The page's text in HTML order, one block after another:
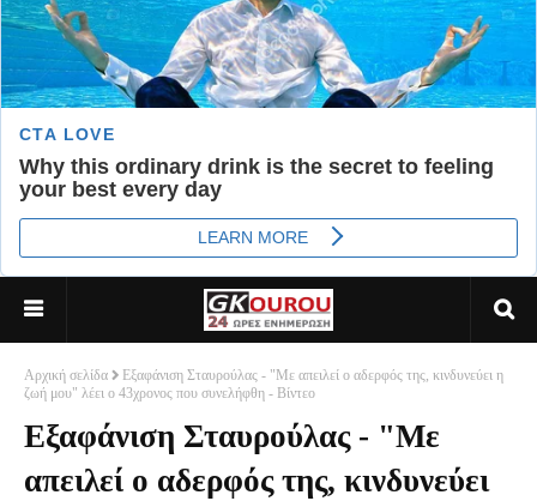
Αρχική σελίδα
Εξαφάνιση Σταυρούλας - "Με απειλεί ο αδερφός της, κινδυνεύει η
ζωή μου" λέει ο 43χρονος που συνελήφθη - Βίντεο
Εξαφάνιση Σταυρούλας - "Με
απειλεί ο αδερφός της, κινδυνεύει